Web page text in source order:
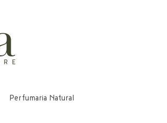
Perfumaria Natural